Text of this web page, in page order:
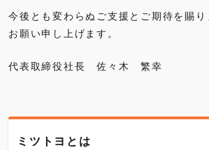
今後とも変わらぬご支援とご期待を賜り
お願い申し上げます。
代表取締役社長 佐々木 繁幸
ミツトヨとは